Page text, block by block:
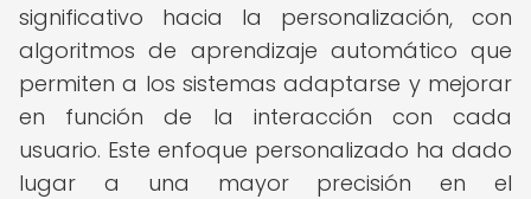
significativo hacia la personalización, con
algoritmos de aprendizaje automático que
permiten a los sistemas adaptarse y mejorar
en función de la interacción con cada
usuario. Este enfoque personalizado ha dado
lugar a una mayor precisión en el